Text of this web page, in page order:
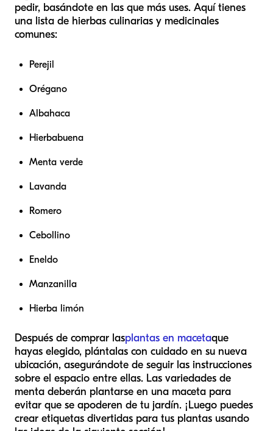
pedir, basándote en las que más uses. Aquí tienes
una lista de hierbas culinarias y medicinales
comunes:
Perejil
Orégano
Albahaca
Hierbabuena
Menta verde
Lavanda
Romero
Cebollino
Eneldo
Manzanilla
Hierba limón
Después de comprar lasplantas en macetaque
hayas elegido, plántalas con cuidado en su nueva
ubicación, asegurándote de seguir las instrucciones
sobre el espacio entre ellas. Las variedades de
menta deberán plantarse en una maceta para
evitar que se apoderen de tu jardín. ¡Luego puedes
crear etiquetas divertidas para tus plantas usando